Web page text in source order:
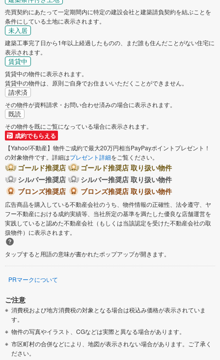
揖保郡太子町
売買契約にあたって一定期間内に特定の建設会社と建築請負契約を結ぶことを
条件にしている土地に表示されます。
未入居
建築工事完了日から1年以上経過したものの、まだ誰も住んだことがない住宅に
表示されます。
賃貸中
賃貸中の物件に表示されます。
賃貸中の物件は、原則ご自身でお住まいいただくことができません。
請求済
その物件が資料請求・お問い合わせ済みの場合に表示されます。
既読
その物件を既にご覧になっている場合に表示されます。
成約でもらえる
【Yahoo!不動産】物件ご成約で最大20万円相当PayPayポイントプレゼント！
の対象物件です。詳細はプレゼント詳細をご覧ください。
ゴールド推奨店
ゴールド推奨店 取り扱い物件
シルバー推奨店
シルバー推奨店 取り扱い物件
ブロンズ推奨店
ブロンズ推奨店 取り扱い物件
広告商品を購入している不動産会社のうち、物件情報の正確性、法令遵守、ヤ
フー不動産における成約実績等、当社所定の基準を満たした優良な店舗運営を
実践していると認めた不動産会社（もしくは当該認定を受けた不動産会社の取
扱物件）に表示されます。
タップすると用語の意味が書かれたポップアップが開きます。
PRマークについて
ご注意
消費税および地方消費税の対象となる場合は税込み価格が表示されていま
す。
物件の写真やイラスト、CGなどは実際と異なる場合があります。
市区町村の合併などにより、地図が表示されない場合があります。ご了承く
ださい。